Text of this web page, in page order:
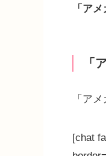
「ア
「
「ア
[chat